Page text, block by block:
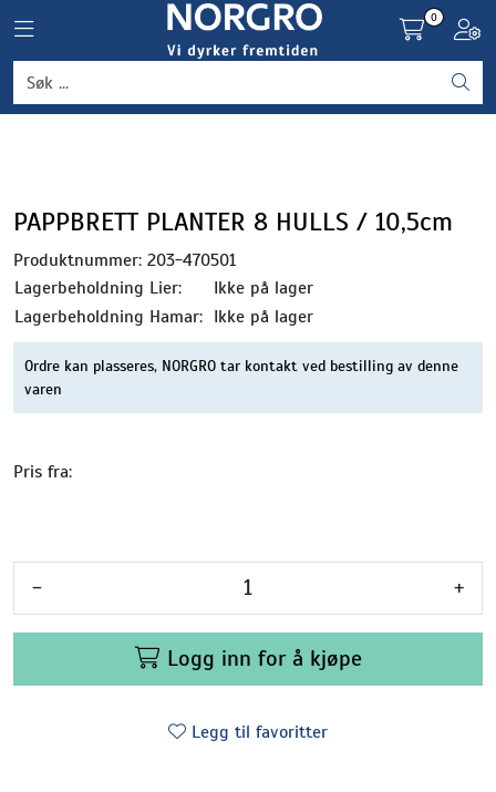
Toggle navigation
0
PAPPBRETT PLANTER 8 HULLS / 10,5cm
Produktnummer: 203-470501
Lagerbeholdning Lier:
Ikke på lager
Lagerbeholdning Hamar: Ikke på lager
Ordre kan plasseres, NORGRO tar kontakt ved bestilling av denne
varen
Pris fra:
- +
Logg inn for å kjøpe
Legg til favoritter
Grønnsaker
Frukt og bær
Driftsmidler